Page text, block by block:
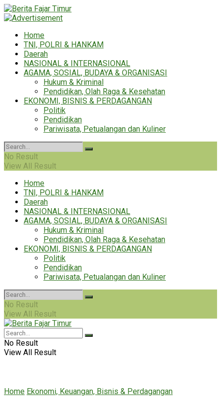
Home
TNI, POLRI & HANKAM
Daerah
NASIONAL & INTERNASIONAL
AGAMA, SOSIAL, BUDAYA & ORGANISASI
Hukum & Kriminal
Pendidikan, Olah Raga & Kesehatan
EKONOMI, BISNIS & PERDAGANGAN
Politik
Pendidikan
Pariwisata, Petualangan dan Kuliner
No Result
View All Result
Home
TNI, POLRI & HANKAM
Daerah
NASIONAL & INTERNASIONAL
AGAMA, SOSIAL, BUDAYA & ORGANISASI
Hukum & Kriminal
Pendidikan, Olah Raga & Kesehatan
EKONOMI, BISNIS & PERDAGANGAN
Politik
Pendidikan
Pariwisata, Petualangan dan Kuliner
No Result
View All Result
No Result
View All Result
Home Ekonomi, Keuangan, Bisnis & Perdagangan